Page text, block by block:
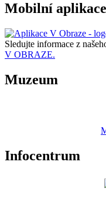
Mobilní aplikace
Sledujte informace z
V OBRAZE.
Muzeum
Infocentrum